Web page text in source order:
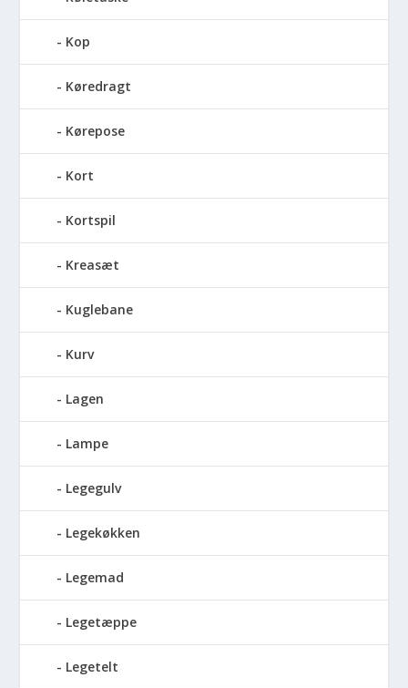
Kop
Køredragt
Kørepose
Kort
Kortspil
Kreasæt
Kuglebane
Kurv
Lagen
Lampe
Legegulv
Legekøkken
Legemad
Legetæppe
Legetelt